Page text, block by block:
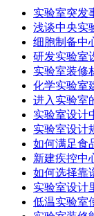
实验室突发
浅谈中央实
细胞制备中
研发实验室
实验室装修
化学实验室
进入实验室
实验室设计
实验室设计
如何满足食
新建疾控中
如何选择靠
实验室设计
低温实验室